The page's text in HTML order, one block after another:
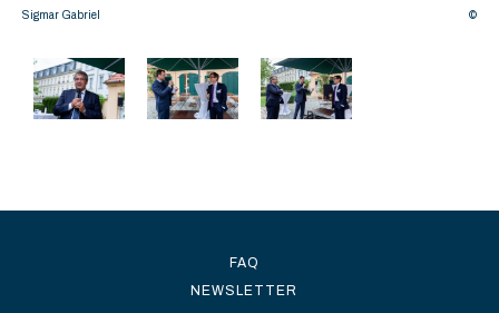
Sigmar Gabriel ©
FAQ
NEWSLETTER